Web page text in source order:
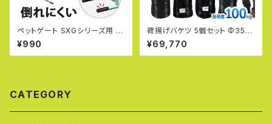
ペットゲート SXGシリーズ用 延
長パイプセット 倒れにくい 転倒
防止 sxg用スタンド オプション
パーツ アルミ フェンス SXG07
¥990
荷揚げバケツ 5個セット Φ350
×H1400mm 最大荷重100kg
電工バケツ トン袋 フレコン 荷
上げ 荷下げ 吊り上げ 吊袋 揚
¥69,770
CATEGORY